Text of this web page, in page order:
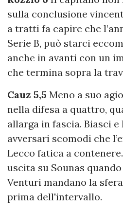
sulla conclusione
a tratti fa capire che
Serie B, può starci
anche in avanti con un
che termina sopra la
Cauz 5,5 Meno a suo
nella difesa a quattro,
allarga in fascia. Biasci
avversari scomodi che
Lecco fatica a
uscita su Sounas
Venturi mandano la
prima dell'intervallo.